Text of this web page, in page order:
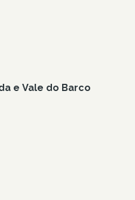
e Vale do Barco